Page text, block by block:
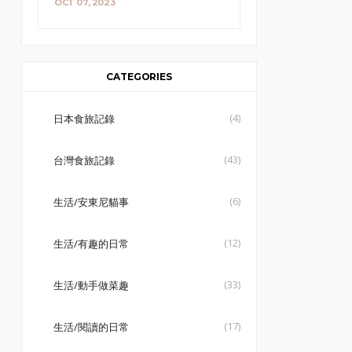
CATEGORIES
日本食旅記錄 (4)
台灣食旅記錄 (43)
生活/安東尼貓事 (6)
生活/有趣的日常 (12)
生活/動手做菜趣 (33)
生活/閱讀的日常 (17)